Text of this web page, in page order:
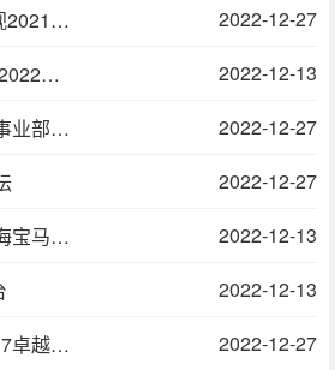
青春万物丨湖南卫视2021大屏生态超值共享会
2022-12-27
君品习酒 高端酱香 2022广州新春客户联谊会
2022-12-13
2020三一重工泵送事业部年度答谢盛典
2022-12-27
2022-12-27
2012年三一重机上海宝马展展馆设计
2022-12-13
2022-12-13
向未来生长——2017卓越教育20周年庆
2022-12-27